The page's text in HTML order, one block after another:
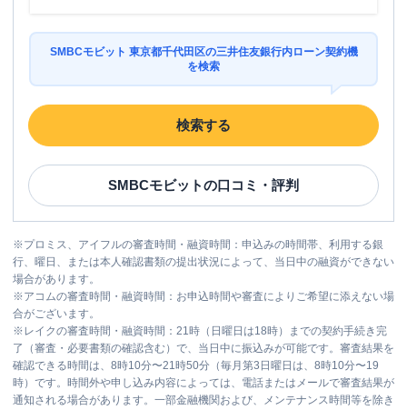
SMBCモビット 東京都千代田区の三井住友銀行内ローン契約機
を検索
検索する
SMBCモビットの口コミ・評判
※プロミス、アイフルの審査時間・融資時間：申込みの時間帯、利用する銀
行、曜日、または本人確認書類の提出状況によって、当日中の融資ができない
場合があります。
※アコムの審査時間・融資時間：お申込時間や審査によりご希望に添えない場
合がございます。
※ レイクの審査時間・融資時間：21時（日曜日は18時）までの契約手続き完
了（審査・必要書類の確認含む）で、当日中に振込みが可能です。審査結果を
確認できる時間は、8時10分〜21時50分（毎月第3日曜日は、8時10分〜19
時）です。時間外や申し込み内容によっては、電話またはメールで審査結果が
通知される場合があります。一部金融機関および、メンテナンス時間等を除き